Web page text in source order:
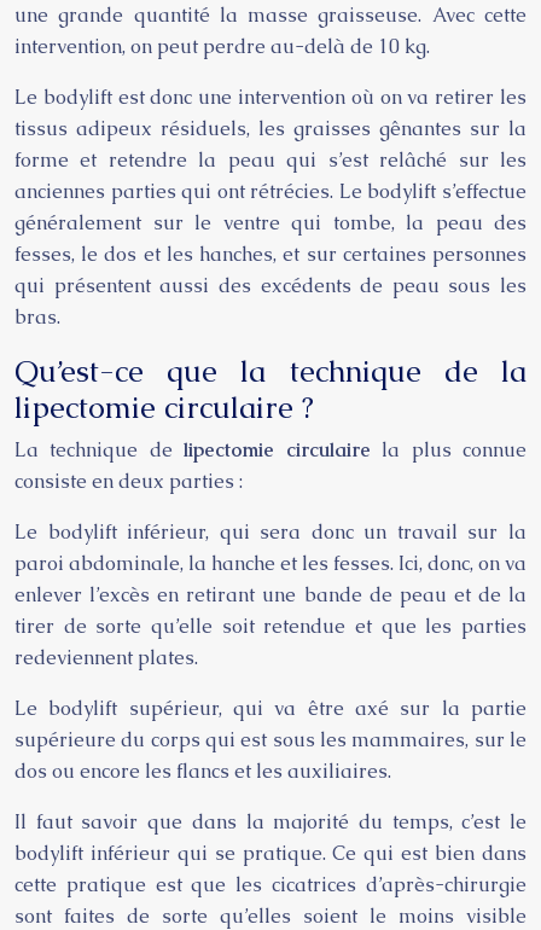
une grande quantité la masse graisseuse. Avec cette
intervention, on peut perdre au-delà de 10 kg.
Le bodylift est donc une intervention où on va retirer les
tissus adipeux résiduels, les graisses gênantes sur la
forme et retendre la peau qui s’est relâché sur les
anciennes parties qui ont rétrécies. Le bodylift s’effectue
généralement sur le ventre qui tombe, la peau des
fesses, le dos et les hanches, et sur certaines personnes
qui présentent aussi des excédents de peau sous les
bras.
Qu’est-ce que la technique de la
lipectomie circulaire ?
La technique delipectomie circulaire la plus connue
consiste en deux parties :
Le bodylift inférieur, qui sera donc un travail sur la
paroi abdominale, la hanche et les fesses. Ici, donc, on va
enlever l’excès en retirant une bande de peau et de la
tirer de sorte qu’elle soit retendue et que les parties
redeviennent plates.
Le bodylift supérieur, qui va être axé sur la partie
supérieure du corps qui est sous les mammaires, sur le
dos ou encore les flancs et les auxiliaires.
Il faut savoir que dans la majorité du temps, c’est le
bodylift inférieur qui se pratique. Ce qui est bien dans
cette pratique est que les cicatrices d’après-chirurgie
sont faites de sorte qu’elles soient le moins visible